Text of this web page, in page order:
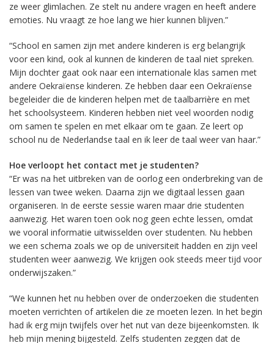
ze weer glimlachen. Ze stelt nu andere vragen en heeft andere
emoties. Nu vraagt ze hoe lang we hier kunnen blijven.”
“School en samen zijn met andere kinderen is erg belangrijk
voor een kind, ook al kunnen de kinderen de taal niet spreken.
Mijn dochter gaat ook naar een internationale klas samen met
andere Oekraïense kinderen. Ze hebben daar een Oekraïense
begeleider die de kinderen helpen met de taalbarrière en met
het schoolsysteem. Kinderen hebben niet veel woorden nodig
om samen te spelen en met elkaar om te gaan. Ze leert op
school nu de Nederlandse taal en ik leer de taal weer van haar.”
Hoe verloopt het contact met je studenten?
“Er was na het uitbreken van de oorlog een onderbreking van de
lessen van twee weken. Daarna zijn we digitaal lessen gaan
organiseren. In de eerste sessie waren maar drie studenten
aanwezig. Het waren toen ook nog geen echte lessen, omdat
we vooral informatie uitwisselden over studenten. Nu hebben
we een schema zoals we op de universiteit hadden en zijn veel
studenten weer aanwezig. We krijgen ook steeds meer tijd voor
onderwijszaken.”
“We kunnen het nu hebben over de onderzoeken die studenten
moeten verrichten of artikelen die ze moeten lezen. In het begin
had ik erg mijn twijfels over het nut van deze bijeenkomsten. Ik
heb mijn mening bijgesteld. Zelfs studenten zeggen dat de